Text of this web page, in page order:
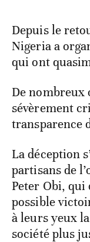
Depuis le
Nigeria a
qui ont
De nombreux
sévèrement
transparence
La déception
partisans de
Peter Obi, qui
possible
à leurs yeux
société plus